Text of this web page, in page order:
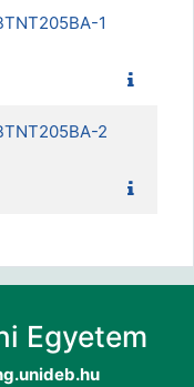
1
2
Egyetem